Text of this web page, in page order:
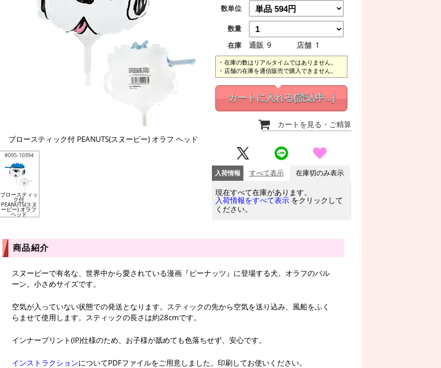
ブロースティック付 PEANUTS(スヌーピー) オラフ ヘッド
#095-10394
ブロースティッ
ク付
PEANUTS(スヌ
ーピー) オラフ
ヘッド
数単位
数量
在庫
通販 9 店舗 1
在庫の数はリアルタイムではありません。
店舗の在庫を通信販売で購入できません。
カートに入れる(読込中...)
カートを見る ・ご精算
入荷情報 すべて表示 在庫切のみ表示
現在すべて在庫があります。
入荷情報をすべて表示 をクリックして
ください。
商品紹介
スヌーピーで有名な、世界中から愛されている漫画『ピーナッツ』に登場する犬、オラフのバル
ーン。小さめサイズです。
空気が入っていない状態での発送となります。スティックの先から空気を送り込み、風船をふく
らませて使用します。スティックの長さは約28cmです。
インナープリント(IP)仕様のため、お子様が舐めても色落ちせず、安心です。
インストラクションについてPDFファイルをご用意しました。印刷してお使いください。